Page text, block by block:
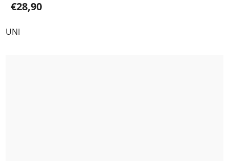
€28,90
UNI